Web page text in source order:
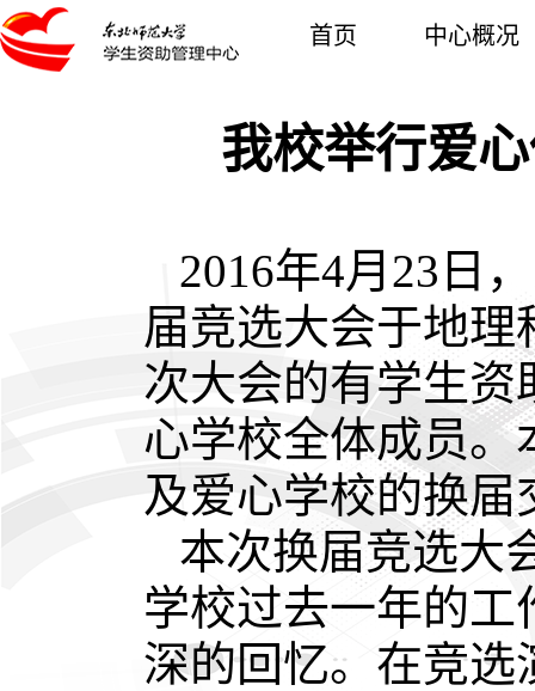
首页 中心概况
我校举行爱
2016年4月23日
届竞选大会于地
次大会的有学生
心学校全体成员
及爱心学校的换届
本次换届竞选大
学校过去一年的
深的回忆。在竞